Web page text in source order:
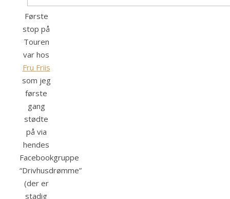
Første
stop på
Touren
var hos
Fru Friis
som jeg
første
gang
stødte
på via
hendes
Facebookgruppe
“Drivhusdrømme”
(der er
stadig